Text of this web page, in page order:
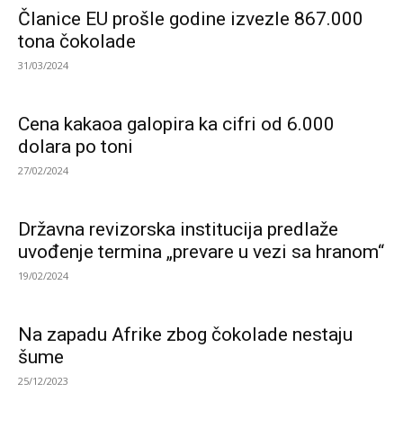
Članice EU prošle godine izvezle 867.000
tona čokolade
31/03/2024
Cena kakaoa galopira ka cifri od 6.000
dolara po toni
27/02/2024
Državna revizorska institucija predlaže
uvođenje termina „prevare u vezi sa hranom“
19/02/2024
Na zapadu Afrike zbog čokolade nestaju
šume
25/12/2023